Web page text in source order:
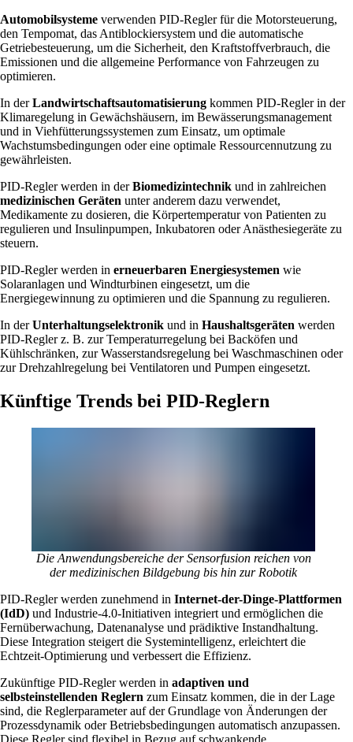
Automobilsysteme verwenden PID-Regler für die Motorsteuerung,
den Tempomat, das Antiblockiersystem und die automatische
Getriebesteuerung, um die Sicherheit, den Kraftstoffverbrauch, die
Emissionen und die allgemeine Performance von Fahrzeugen zu
optimieren.
In derLandwirtschaftsautomatisierung kommen PID-Regler in der
Klimaregelung in Gewächshäusern, im Bewässerungsmanagement
und in Viehfütterungssystemen zum Einsatz, um optimale
Wachstumsbedingungen oder eine optimale Ressourcennutzung zu
gewährleisten.
PID-Regler werden in derBiomedizintechnik und in zahlreichen
medizinischen Geräten unter anderem dazu verwendet,
Medikamente zu dosieren, die Körpertemperatur von Patienten zu
regulieren und Insulinpumpen, Inkubatoren oder Anästhesiegeräte zu
steuern.
PID-Regler werden in erneuerbaren Energiesystemen wie
Solaranlagen und Windturbinen eingesetzt, um die
Energiegewinnung zu optimieren und die Spannung zu regulieren.
In derUnterhaltungselektronik und in Haushaltsgeräten werden
PID-Regler z. B. zur Temperaturregelung bei Backöfen und
Kühlschränken, zur Wasserstandsregelung bei Waschmaschinen oder
zur Drehzahlregelung bei Ventilatoren und Pumpen eingesetzt.
Künftige Trends bei PID-Reglern
Die Anwendungsbereiche der Sensorfusion reichen von
der medizinischen Bildgebung bis hin zur Robotik
PID-Regler werden zunehmend in Internet-der-Dinge-Plattformen
(IdD) und Industrie-4.0-Initiativen integriert und ermöglichen die
Fernüberwachung, Datenanalyse und prädiktive Instandhaltung.
Diese Integration steigert die Systemintelligenz, erleichtert die
Echtzeit-Optimierung und verbessert die Effizienz.
Zukünftige PID-Regler werden in adaptiven und
selbsteinstellenden Reglern zum Einsatz kommen, die in der Lage
sind, die Reglerparameter auf der Grundlage von Änderungen der
Prozessdynamik oder Betriebsbedingungen automatisch anzupassen.
Diese Regler sind flexibel in Bezug auf schwankende